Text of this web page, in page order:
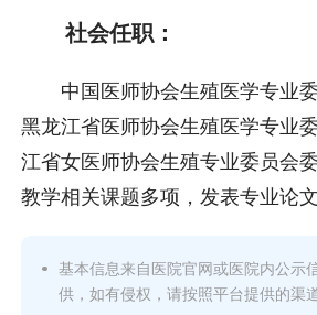
社会任职：
中国医师协会生殖医学专业委
黑龙江省医师协会生殖医学专业
江省女医师协会生殖专业委员会
教学相关课题多项，发表专业论文
基本信息来自医院官网或医院内公示
供，如有侵权，请按照平台提供的渠